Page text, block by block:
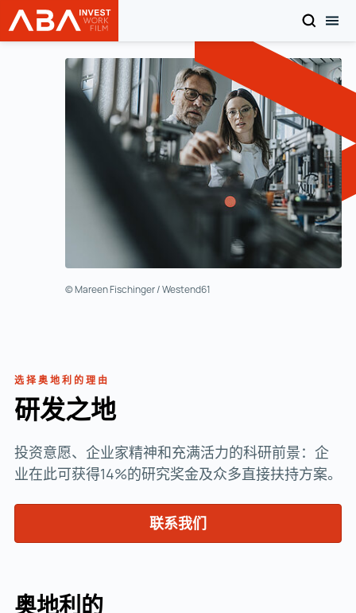
INVEST in AUSTRIA
搜索切
© Mareen Fischinger / Westend61
选择奥地利的理由
研发之地
投资意愿、企业家精神和充满活力的科研前景：企
业在此可获得14%的研究奖金及众多直接扶持方案。
联系我们
奥地利的